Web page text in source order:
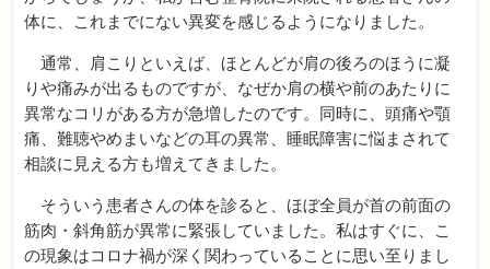
体に、これまでにない異変を感じるようになりました。
通常、肩こりといえば、ほとんどが肩の後ろのほうに凝
りや痛みが出るものですが、なぜか肩の横や前のあたりに
異常なコリがある方が急増したのです。同時に、頭痛や顎
痛、難聴やめまいなどの耳の異常、睡眠障害に悩まされて
相談に見える方も増えてきました。
そういう患者さんの体を診ると、ほぼ全員が首の前面の
筋肉・斜角筋が異常に緊張していました。私はすぐに、こ
の現象はコロナ禍が深く関わっていることに思い至りまし